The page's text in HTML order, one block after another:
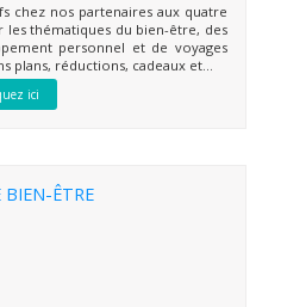
chez nos partenaires aux quatre
les thématiques du bien-être, des
personnel et de voyages
plans, réductions, cadeaux et...
ici
BIEN-ÊTRE